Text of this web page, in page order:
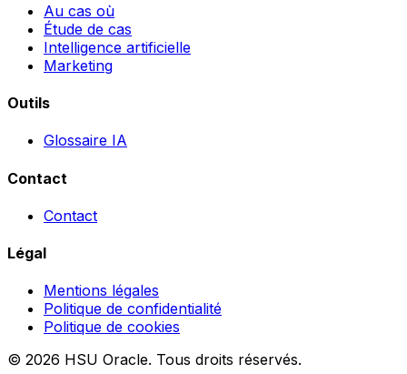
Au cas où
Étude de cas
Intelligence artificielle
Marketing
Outils
Glossaire IA
Contact
Contact
Légal
Mentions légales
Politique de confidentialité
Politique de cookies
© 2026 HSU Oracle. Tous droits réservés.